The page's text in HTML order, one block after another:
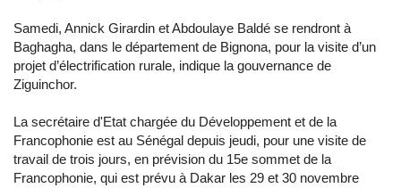
Samedi, Annick Girardin et Abdoulaye Baldé se rendront à
Baghagha, dans le département de Bignona, pour la visite d’un
projet d’électrification rurale, indique la gouvernance de
Ziguinchor.
La secrétaire d'Etat chargée du Développement et de la
Francophonie est au Sénégal depuis jeudi, pour une visite de
travail de trois jours, en prévision du 15e sommet de la
Francophonie, qui est prévu à Dakar les 29 et 30 novembre